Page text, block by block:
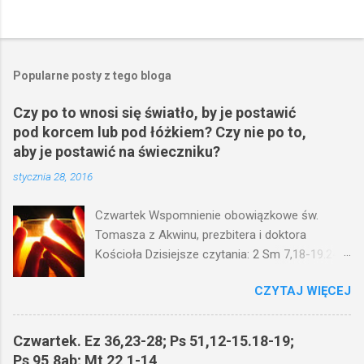
Popularne posty z tego bloga
Czy po to wnosi się światło, by je postawić
pod korcem lub pod łóżkiem? Czy nie po to,
aby je postawić na świeczniku?
stycznia 28, 2016
Czwartek Wspomnienie obowiązkowe św.
Tomasza z Akwinu, prezbitera i doktora
Kościoła Dzisiejsze czytania: 2 Sm 7,18-19.24-
(Mk 4,21-25) Jezus mówił ludowi: Czy po to
wnosi się światło, by je postawić pod korcem
lub pod łóżkiem? Czy nie po to, aby je postawić
na świeczniku? Nie ma bowiem nic ukrytego, co
CZYTAJ WIĘCEJ
Czwartek. Ez 36,23-28; Ps 51,12-15.18-19;